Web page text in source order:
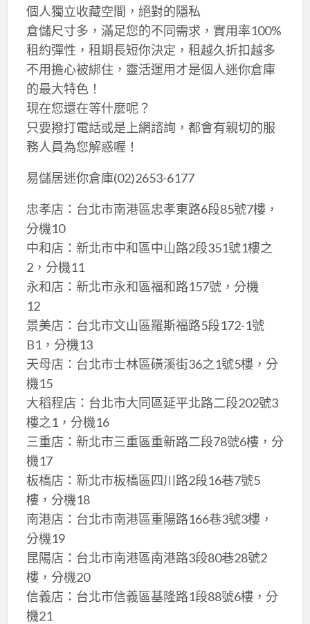
個人獨立收藏空間，絕對的隱私
倉儲尺寸多，滿足您的不同需求，實用率100%
租約彈性，租期長短你決定，租越久折扣越多
不用擔心被綁住，靈活運用才是個人迷你倉庫
的最大特色！
現在您還在等什麼呢？
只要撥打電話或是上網諮詢，都會有親切的服
務人員為您解惑喔！
易儲居迷你倉庫(02)2653-6177
忠孝店：台北市南港區忠孝東路6段85號7樓，
分機10
中和店：新北市中和區中山路2段351號1樓之
2，分機11
永和店：新北市永和區福和路157號，分機
12
景美店：台北市文山區羅斯福路5段172-1號
B1，分機13
天母店：台北市士林區磺溪街36之1號5樓，分
機15
大稻程店：台北市大同區延平北路二段202號3
樓之1，分機16
三重店：新北市三重區重新路二段78號6樓，分
機17
板橋店：新北市板橋區四川路2段16巷7號5
樓，分機18
南港店：台北市南港區重陽路166巷3號3樓，
分機19
昆陽店：台北市南港區南港路3段80巷28號2
樓，分機20
信義店：台北市信義區基隆路1段88號6樓，分
機21